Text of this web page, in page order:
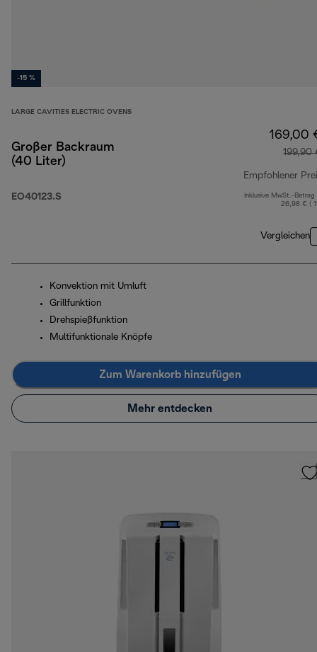
-15 %
LARGE CAVITIES ELECTRIC OVENS
Großer Backraum
(40 Liter)
EO40123.S
169,00
199,90
Empfohlener
Inklusive MwSt.-Betrag
26,98 € (
Vergleichen
Konvektion mit Umluft
Grillfunktion
Drehspießfunktion
Multifunktionale Knöpfe
Zum Warenkorb hinzufügen
Mehr entdecken